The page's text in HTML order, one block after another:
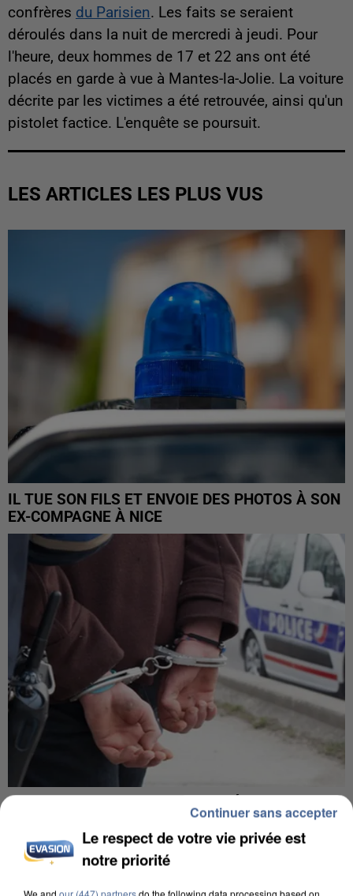
confrères du Parisien. Les faits se seraient
déroulés dans la nuit de mercredi à jeudi. Pour
l'heure, deux hommes de 17 et 22 ans ont été
placés en garde à vue à Mantes-la-Jolie. La voiture
décrite par les victimes a été retrouvée, ainsi qu'un
pistolet factice. L'enquête se poursuit.
LES ARTICLES LES PLUS VUS
IL TUE SON FILS ET ENVOIE DES PHOTOS À SON
EX-COMPAGNE À NICE
L’UN DES FONDATEURS SUPPOSÉS DE LA DZ
MAFIA INTERPELLÉ EN ALGÉRIE
Le respect de votre vie privée est
notre priorité
We and our (447) partnersdo the following data processing based on
Continuer sans accepter